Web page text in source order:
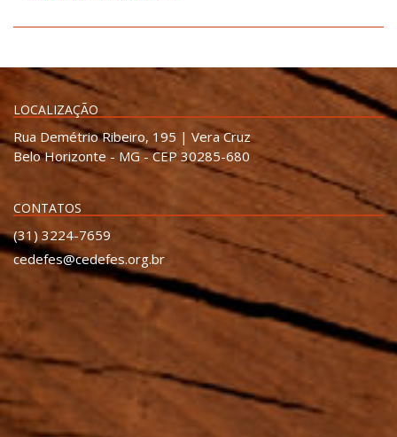
LOCALIZAÇÃO
Rua Demétrio Ribeiro, 195 | Vera Cruz
Belo Horizonte - MG - CEP 30285-680
CONTATOS
(31) 3224-7659
cedefes@cedefes.org.br